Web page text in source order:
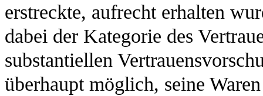
erstreckte, aufrecht erhalten
dabei der Kategorie des
substantiellen
überhaupt möglich, seine